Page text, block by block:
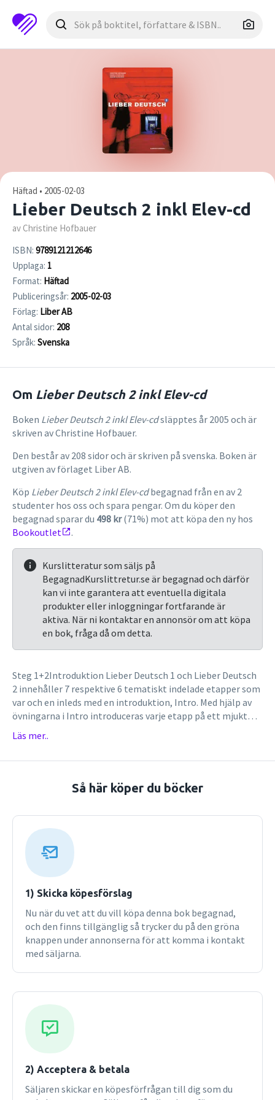
Häftad • 2005-02-03
Lieber Deutsch 2 inkl Elev-cd
av Christine Hofbauer
ISBN: 9789121212646
Upplaga: 1
Format: Häftad
Publiceringsår: 2005-02-03
Förlag: Liber AB
Antal sidor: 208
Språk: Svenska
Om Lieber Deutsch 2 inkl Elev-cd
Boken Lieber Deutsch 2 inkl Elev-cdsläpptes år 2005 och är
skriven av Christine Hofbauer.
Den består av 208 sidor och är skriven på svenska. Boken är
utgiven av förlaget Liber AB.
Köp Lieber Deutsch 2 inkl Elev-cdbegagnad från en av 2
studenter hos oss och spara pengar. Om du köper den
begagnad sparar du 498 kr(71%) mot att köpa den ny hos
Bookoutlet
.
Kurslitteratur som säljs på
BegagnadKurslittretur.se är begagnad och därför
kan vi inte garantera att eventuella digitala
produkter eller inloggningar fortfarande är
aktiva. När ni kontaktar en annonsör om att köpa
en bok, fråga då om detta.
Steg 1+2Introduktion Lieber Deutsch 1 och Lieber Deutsch
2 innehåller 7 respektive 6 tematiskt indelade etapper som
var och en inleds med en introduktion, Intro. Med hjälp av
övningarna i Intro introduceras varje etapp på ett mjukt
sätt och skapar samtidigt intresse och nyfikenhet för
temat.Texter I varje etapp finns två eller flera texter,
använda språket direkt. Vardagliga dialoger förekommer
rikligt och ger många tillfällen till framför allt muntlig
flera uppgifter med text- och ordarbete. Därefter fördjupas
övningarna mot att träna olika färdigheter, främst
muntlig och skriftlig kommunikation, Sprich mal och
Schreib mal. Övningarna har fokus på för eleven
användbara situationer. Dessutom finns rikligt med
tema.Resonerande grammatik Grammatiken, som
benämns Rund um die Sprache, inleds vanligen med frågor
av resonerande karaktär. Syftet är att underlätta förståelse
och inlärning av grammatiska moment.Kontinuerlig
repetition För att befästa kunskaperna på djupet repeteras
avslutas med en checklista, Jag kan. Där "checkar" eleven
av vad han/hon har lärt sig i kapitlet. Detta hjälper eleven
att bedöma sina egna färdigheter och ger god vägledning
om hur språkinlärningen fortskrider.Projekt I varje etapp
ges förslag på projektarbeten med anknytning till temat
sig med tyskspråkig musik och olika artister. I Lieber
Läs mer..
Så här köper du böcker
1) Skicka köpesförslag
Nu när du vet att du vill köpa denna bok begagnad,
och den finns tillgänglig så trycker du på den gröna
knappen under annonserna för att komma i kontakt
med säljarna.
2) Acceptera & betala
Säljaren skickar en köpesförfrågan till dig som du